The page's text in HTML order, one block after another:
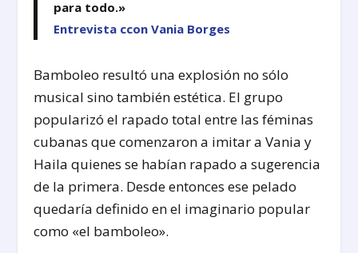
para todo.»
Entrevista ccon Vania Borges
Bamboleo resultó una explosión no sólo
musical sino también estética. El grupo
popularizó el rapado total entre las féminas
cubanas que comenzaron a imitar a Vania y
Haila quienes se habían rapado a sugerencia
de la primera. Desde entonces ese pelado
quedaría definido en el imaginario popular
como «el bamboleo».